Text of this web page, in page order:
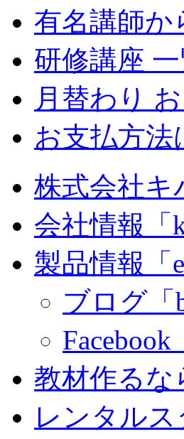
有名講師か
研修講座
月替わり
お支払方法
株式会社キ
会社情報「
製品情報「
ブログ「
教材作る
レンタルス